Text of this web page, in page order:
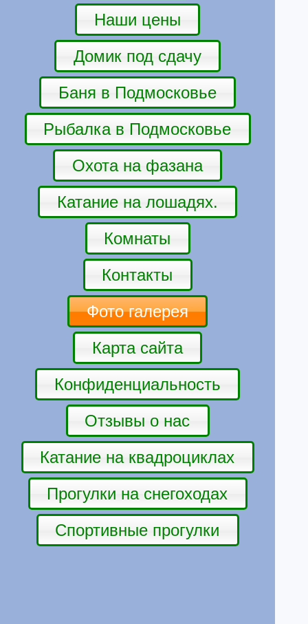
Наши цены
Домик под сдачу
Баня в Подмосковье
Рыбалка в Подмосковье
Охота на фазана
Катание на лошадях.
Комнаты
Контакты
Фото галерея
Карта сайта
Конфиденциальность
Отзывы о нас
Катание на квадроциклах
Прогулки на снегоходах
Спортивные прогулки